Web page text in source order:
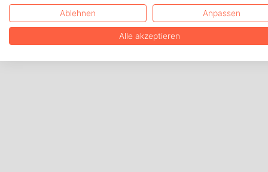
Ablehnen Anpassen
Alle akzeptieren